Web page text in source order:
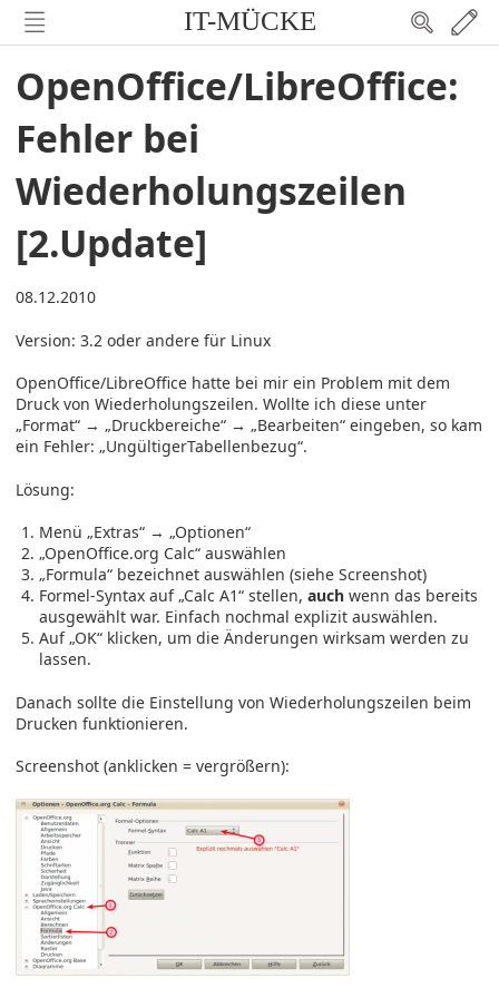
IT-MÜCKE
OpenOffice/LibreOffice:
Fehler bei
Wiederholungszeilen
[2.Update]
08.12.2010
Version: 3.2 oder andere für Linux
OpenOffice/LibreOffice hatte bei mir ein Problem mit dem
Druck von Wiederholungszeilen. Wollte ich diese unter
„Format“ → „Druckbereiche“ → „Bearbeiten“ eingeben, so kam
ein Fehler: „UngültigerTabellenbezug“.
Lösung:
Menü „Extras“ → „Optionen“
„OpenOffice.org Calc“ auswählen
„Formula“ bezeichnet auswählen (siehe Screenshot)
Formel-Syntax auf „Calc A1“ stellen, auch wenn das bereits
ausgewählt war. Einfach nochmal explizit auswählen.
Auf „OK“ klicken, um die Änderungen wirksam werden zu
lassen.
Danach sollte die Einstellung von Wiederholungszeilen beim
Drucken funktionieren.
Screenshot (anklicken = vergrößern):